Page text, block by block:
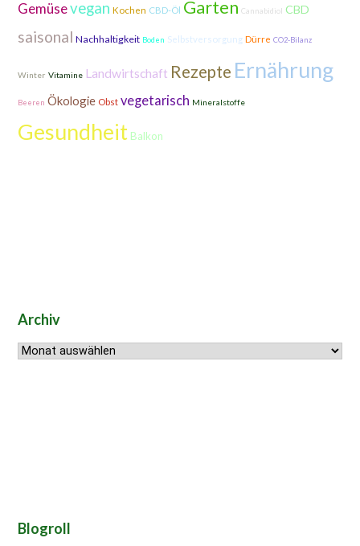
Gemüsevegan Kochen CBD-Öl Garten Cannabidiol CBD
saisonal Nachhaltigkeit Boden Selbstversorgung Dürre CO2-Bilanz
Winter Vitamine Landwirtschaft Rezepte Ernährung
Beeren Ökologie Obst vegetarisch Mineralstoffe
Gesundheit Balkon
Archiv
Archiv
Blogroll